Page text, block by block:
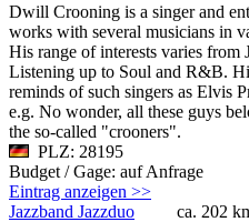
Dwill Crooning is a singer and
works with several musicians in
His range of interests varies
Listening up to Soul and R&B.
reminds of such singers as Elvis
e.g. No wonder, all these guys
the so-called "crooners".
PLZ: 28195
Budget / Gage: auf Anfrage
Eintrag anzeigen >>
ca. 202
Jazzband Jazzduo